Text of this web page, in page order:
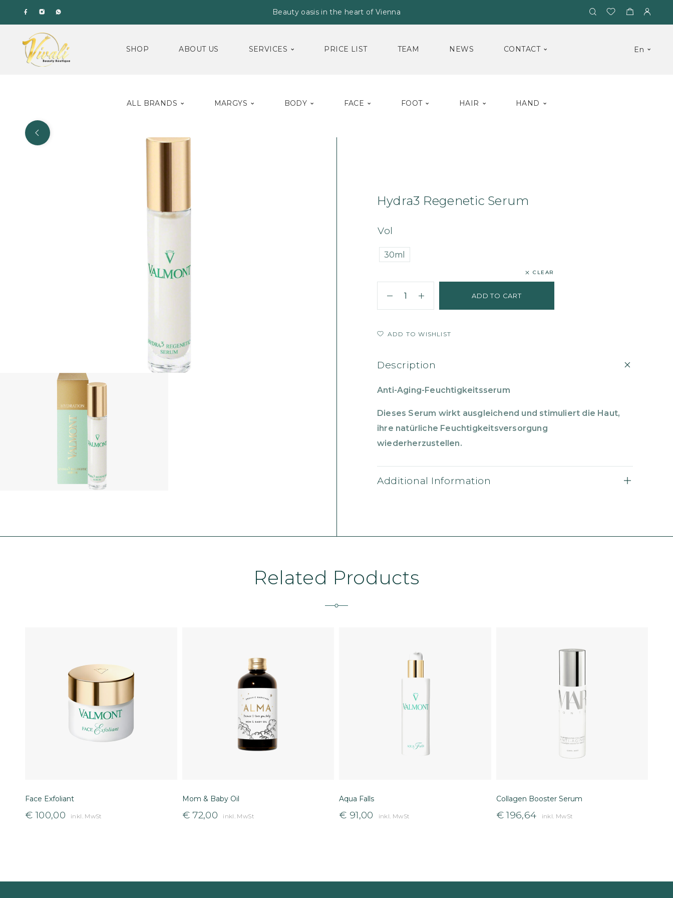
Beauty oasis in the heart of Vienna
SHOP ABOUT US SERVICES PRICE LIST TEAM NEWS CONTACT En
ALL BRANDS MARGYS BODY FACE FOOT HAIR HAND
Hydra3 Regenetic Serum
Vol
30ml
CLEAR
ADD TO CART
ADD TO WISHLIST
Description
Anti-Aging-Feuchtigkeitsserum
Dieses Serum wirkt ausgleichend und stimuliert die Haut,
ihre natürliche Feuchtigkeitsversorgung
wiederherzustellen.
Additional Information
Related Products
Face Exfoliant
€ 100,00 inkl. MwSt
Mom & Baby Oil
€72,00 inkl. MwSt
Aqua Falls
€ 91,00 inkl. MwSt
Collagen Booster Serum
€196,64 inkl. MwSt